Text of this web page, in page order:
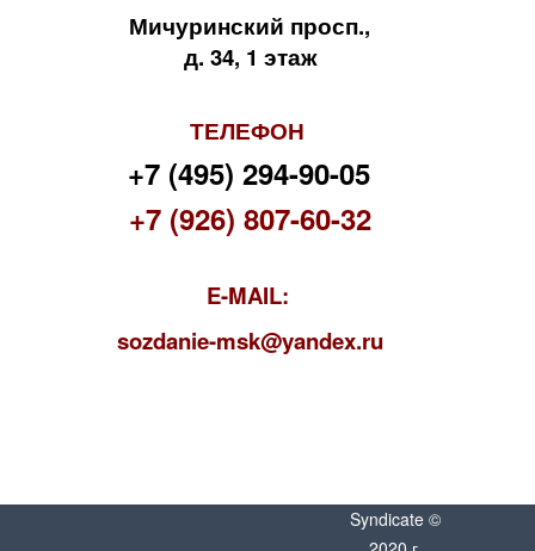
Мичуринский просп.,
д. 34, 1 этаж
ТЕЛЕФОН
+7 (495) 294-90-05
+7 (926) 807-60-32
E-MAIL:
sozdanie-msk@yandex.ru
Syndicate ©